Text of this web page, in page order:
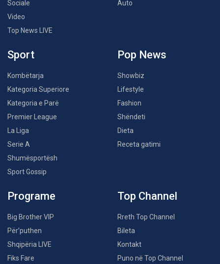
Sociale
Video
Top News LIVE
Auto
Sport
Kombëtarja
Kategoria Superiore
Kategoria e Parë
Premier League
La Liga
Serie A
Shumësportësh
Sport Gossip
Pop News
Showbiz
Lifestyle
Fashion
Shëndeti
Dieta
Receta gatimi
Programe
Big Brother VIP
Për’puthen
Shqipëria LIVE
Fiks Fare
Top Channel
Rreth Top Channel
Bileta
Kontakt
Puno në Top Channel